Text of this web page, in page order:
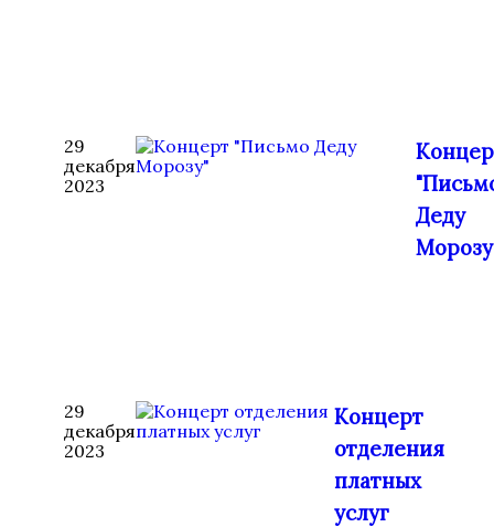
29
декабря
2023
Деду
29
декабря
2023
Концерт
отделения
платных
услуг